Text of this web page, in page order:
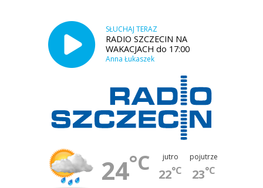
SŁUCHAJ TERAZ
RADIO SZCZECIN NA
WAKACJACH do 17:00
Anna Łukaszek
24°C jutro
22°C
pojutrze
23°C